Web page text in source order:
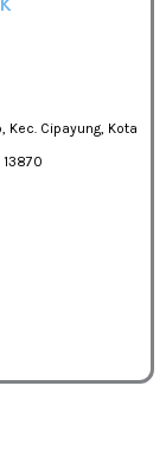
Kec. Cipayung, Kota